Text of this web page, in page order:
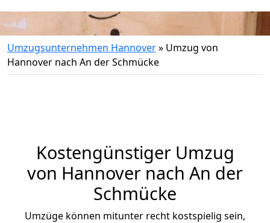
Umzugsunternehmen Hannover» Umzug von
Hannover nach An der Schmücke
Kostengünstiger Umzug
von Hannover nach An der
Schmücke
Umzüge können mitunter recht kostspielig sein,